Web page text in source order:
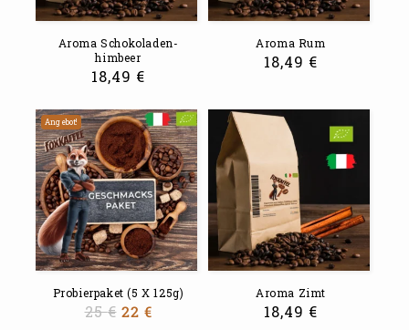
Aroma Schokoladen-
himbeer
18,49 €
Aroma Rum
18,49 €
Angebot!
Probierpaket (5 X 125g)
25€ 22 €
Aroma Zimt
18,49 €